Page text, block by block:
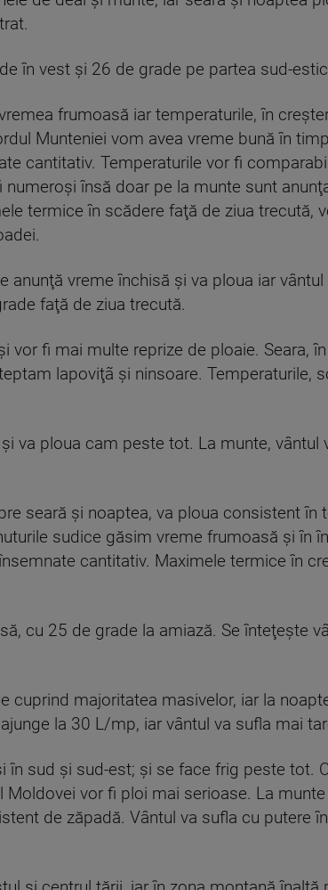
în vest şi 26 de grade pe partea sud-
frumoasă iar temperaturile, în
Munteniei vom avea vreme bună în
cantitativ. Temperaturile vor fi
însă doar pe la munte sunt
termice în scădere faţă de ziua trecută,
anunţă vreme închisă şi va ploua iar
faţă de ziua trecută.
vor fi mai multe reprize de ploaie. Seara,
lapoviţã şi ninsoare. Temperaturile,
va ploua cam peste tot. La munte,
seară şi noaptea, va ploua consistent în
sudice găsim vreme frumoasă şi în
cantitativ. Maximele termice în
cu 25 de grade la amiază. Se înteţeşte
cuprind majoritatea masivelor, iar la
la 30 L/mp, iar vântul va sufla mai
în sud şi sud-est; şi se face frig peste tot.
vor fi ploi mai serioase. La
de zăpadă. Vântul va sufla cu putere